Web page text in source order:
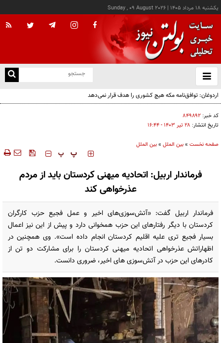
يکشنبه ۱۸ مرداد ۱۴۰۵ |
Sunday , 09 August 2026
باز
و
اردوغان: توافق‌نامه مکه هیچ کشوری را هدف قرار نمی‌دهد
کد خبر: ۸۴۹۸۹۲
تاریخ انتشار: ۲۸ تير ۱۴۰۳ - ۱۶:۴۴
صفحه نخست »بین الملل »بین الملل
‍‍‍ پ پ
فرماندار اربیل: اتحادیه میهنی کردستان باید از مردم
عذرخواهی کند
فرماندار اربیل گفت: «آتش‌سوزی‌های اخیر و عمل فجیع حزب کارگران
کردستان با دیگر رفتارهای این حزب همخوانی دارد و پیش از این نیز اعمال
بسیار فجیع تری علیه اقلیم کردستان انجام داده است». وی همچنین در
اظهاراتش عذرخواهی اتحادیه میهنی کردستان را برای مشارکت دو تن از
کادرهای این حزب در آتش‌سوزی های اخیر، ضروری دانست.